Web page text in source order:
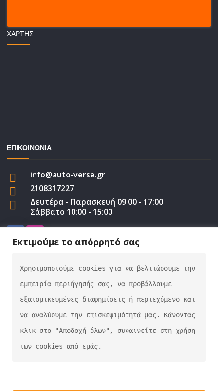
Εκτιμούμε το απόρρητό σας
Χρησιμοποιούμε cookies για να βελτιώσουμε την
εμπειρία περιήγησής σας, να προβάλλουμε
εξατομικευμένες διαφημίσεις ή περιεχόμενο και
να αναλύουμε την επισκεψιμότητά μας. Κάνοντας
κλικ στο "Αποδοχή όλων", συναινείτε στη χρήση
των cookies από εμάς.
ΧΆΡΤΗΣ
ΕΠΙΚΟΙΝΩΝΙΑ
info@auto-verse.gr
2108317227
Δευτέρα - Παρασκευή 09:00 - 17:00
Σάββατο 10:00 - 15:00
auto-verse.gr ©2022 | Development by George
Efstratiou